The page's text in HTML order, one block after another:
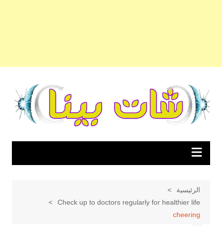
المحتوى
الرئيسية
Check up to doctors regularly for healthier life
cheering